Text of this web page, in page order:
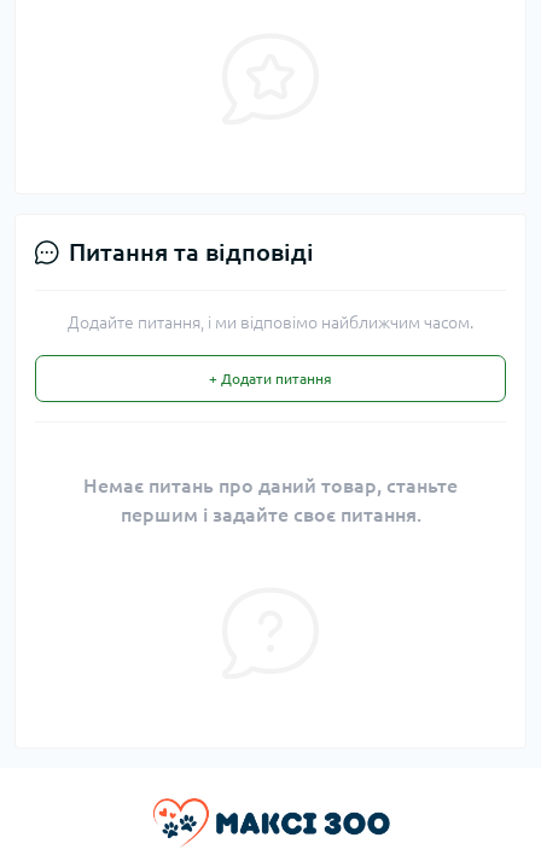
Питання та відповіді
Додайте питання, і ми відповімо найближчим часом.
+ Додати питання
Немає питань про даний товар, станьте
першим і задайте своє питання.